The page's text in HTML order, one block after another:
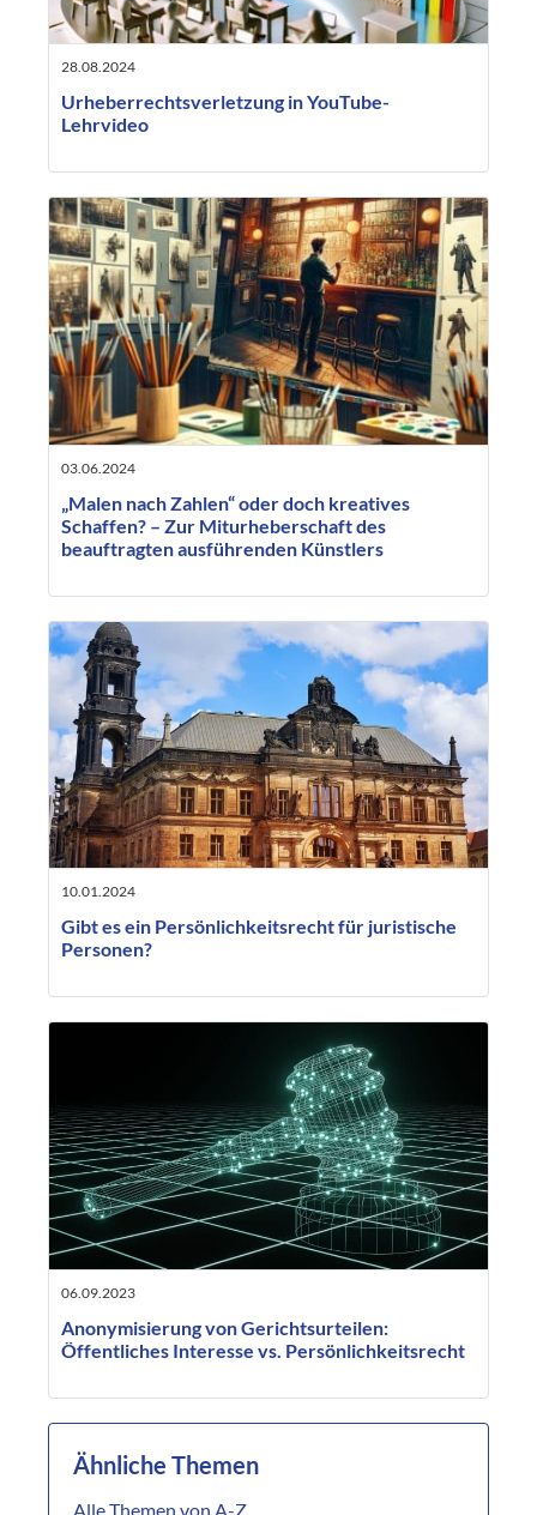
28.08.2024
Urheberrechtsverletzung in YouTube-
Lehrvideo
03.06.2024
„Malen nach Zahlen“ oder doch kreatives
Schaffen? – Zur Miturheberschaft des
beauftragten ausführenden Künstlers
10.01.2024
Gibt es ein Persönlichkeitsrecht für juristische
Personen?
06.09.2023
Anonymisierung von Gerichtsurteilen:
Öffentliches Interesse vs. Persönlichkeitsrecht
Ähnliche Themen
Alle Themen von A-Z